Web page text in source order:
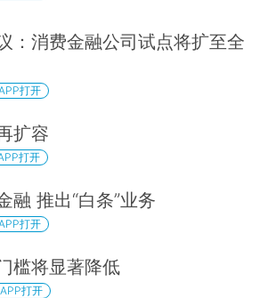
：消费金融公司试点将扩至全
打开
扩容
打开
融 推出“白条”业务
打开
槛将显著降低
APP打开